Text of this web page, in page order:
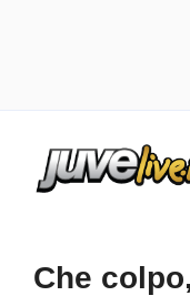
Che